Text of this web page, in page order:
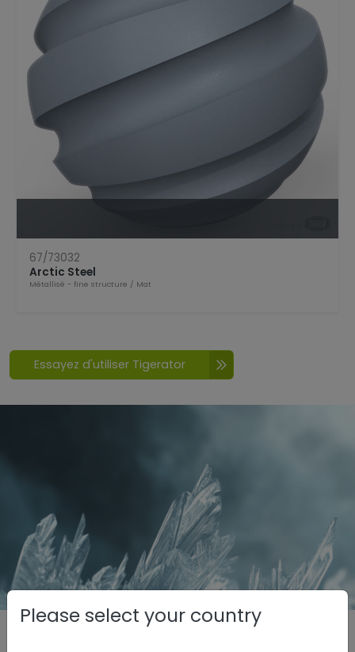
67/73032
Arctic Steel
Métallisé - fine structure / Mat
Essayez d'utiliser Tigerator
Please select your country